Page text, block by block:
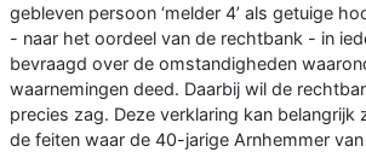
gebleven persoon ‘melder 4’ als getuige
- naar het oordeel van de rechtbank - in
bevraagd over de omstandigheden
waarnemingen deed. Daarbij wil de
precies zag. Deze verklaring kan belangrijk
de feiten waar de 40-jarige Arnhemmer